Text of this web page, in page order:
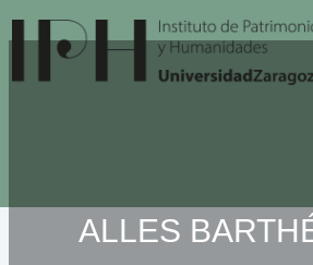
al
contenido
ALLES